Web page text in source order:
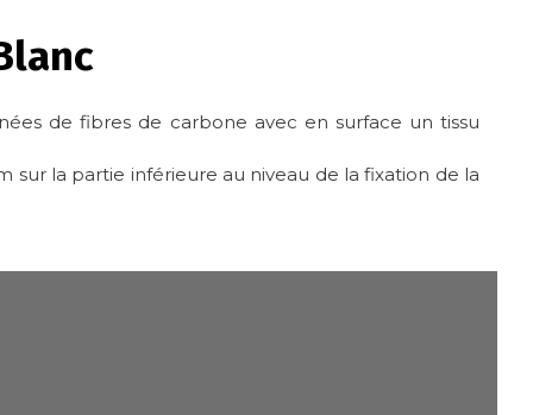
de fibres de carbone avec en surface un tissu
sur la partie inférieure au niveau de la fixation de la